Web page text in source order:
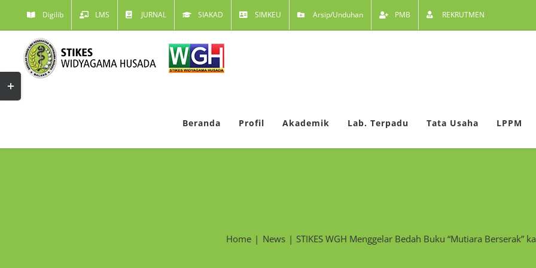
to
content
Digilib LMS JURNAL SIAKAD SIMKEU Arsip/Unduhan PMB REKRUTMEN
Beranda Profil Akademik Lab. Terpadu Tata Usaha LPPM
Home News STIKES WGH Menggelar Bedah Buku “Mutiara Berserak”
Toggle
Sliding